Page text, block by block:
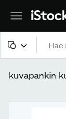
kuvapankin